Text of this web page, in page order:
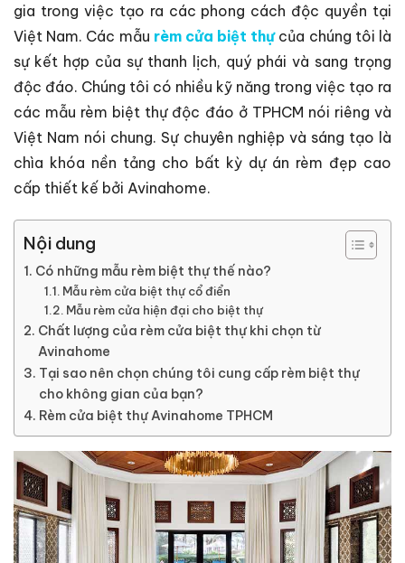
gia trong việc tạo ra các phong cách độc quyền tại
Việt Nam. Các mẫu rèm cửa biệt thựcủa chúng tôi là
sự kết hợp của sự thanh lịch, quý phái và sang trọng
độc đáo. Chúng tôi có nhiều kỹ năng trong việc tạo ra
các mẫu rèm biệt thự độc đáo ở TPHCM nói riêng và
Việt Nam nói chung. Sự chuyên nghiệp và sáng tạo là
chìa khóa nền tảng cho bất kỳ dự án rèm đẹp cao
cấp thiết kế bởi Avinahome.
Nội dung
Có những mẫu rèm biệt thự thế nào?
Mẫu rèm cửa biệt thự cổ điển
Mẫu rèm cửa hiện đại cho biệt thự
Chất lượng của rèm cửa biệt thự khi chọn từ
Avinahome
Tại sao nên chọn chúng tôi cung cấp rèm biệt thự
cho không gian của bạn?
Rèm cửa biệt thự Avinahome TPHCM